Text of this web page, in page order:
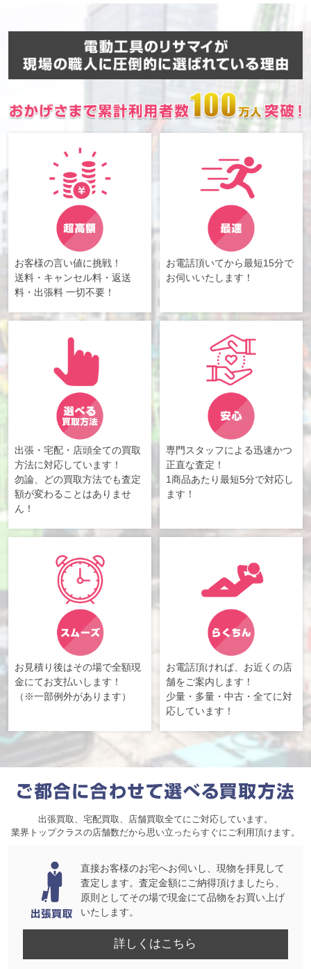
お客様の言い値に挑戦！
送料・キャンセル料・返送
料・出張料 一切不要！
お電話頂いてから最短15分で
お伺いいたします！
出張・宅配・店頭全ての買取
方法に対応しています！
勿論、どの買取方法でも査定
額が変わることはありませ
ん！
専門スタッフによる迅速かつ
正直な査定！
1商品あたり最短5分で対応し
ます！
お見積り後はその場で全額現
金にてお支払いします！
（※一部例外があります）
お電話頂ければ、お近くの店
舗をご案内します！
少量・多量・中古・全てに対
応しています！
出張買取、宅配買取、店舗買取全てにご対応しています。
業界トップクラスの店舗数だから思い立ったらすぐにご利用頂けます。
直接お客様のお宅へお伺いし、現物を拝見して
査定します。査定金額にご納得頂けましたら、
原則としてその場で現金にて品物をお買い上げ
いたします。
詳しくはこちら